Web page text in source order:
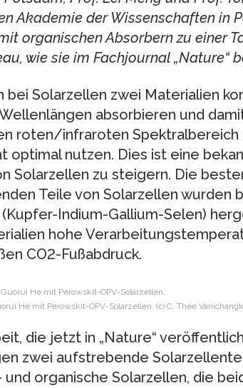
Akademie der Wissenschaften in
organischen Absorbern zu einer
wie sie im Fachjournal „Nature“
bei Solarzellen zwei Materialien
absorbieren und
roten/infraroten Spektralbereich
optimal nutzen. Dies ist eine
Solarzellen zu steigern. Die
Teile von Solarzellen wurden
(Kupfer-Indium-Gallium-Selen)
hohe
CO2-Fußabdruck.
He mit Perowskit-OPV-Solarzellen. (c) C. Thee
die jetzt in „Nature“
zwei aufstrebende
und organische Solarzellen, die